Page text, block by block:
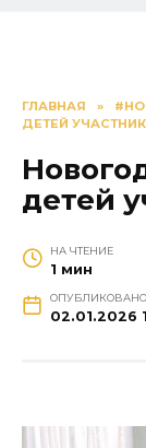
ГЛАВНАЯ »
ДЕТЕЙ
детей
НА ЧТЕНИЕ
1 мин
ОПУБЛИКОВАНО
02.01.2026